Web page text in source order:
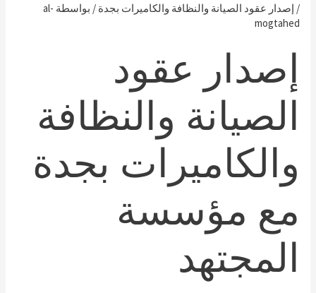
/ إصدار عقود الصيانة والنظافة والكاميرات بجدة / بواسطة al-
mogtahed
إصدار عقود
الصيانة والنظافة
والكاميرات بجدة
مع مؤسسة
المجتهد